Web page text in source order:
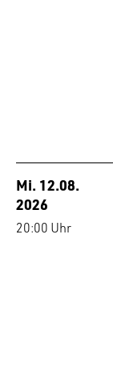
Mi. 12.08.
2026
20:00 Uhr